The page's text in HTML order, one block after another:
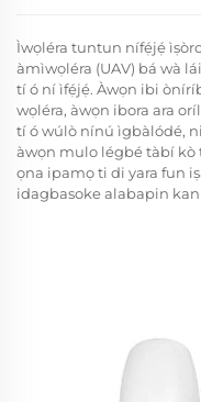
Ìwọléra tuntun nífẹ́jẹ́
àmìwọléra (UAV) bá wà
tí ó ní ìfẹ́jẹ́. Àwọn ibi
wọléra, àwọn ibora ara
tí ó wúlò nínú ìgbàlódé,
àwọn mulo légbé tàbí kò
ọna ipamọ ti di yara fun
idagbasoke alabapin